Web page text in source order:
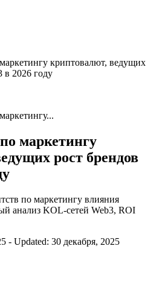
криптовалют, ведущих
в 2026 году
маркетингу
рост брендов
по маркетингу влияния
анализ KOL-сетей Web3, ROI
- Updated: 30 декабря, 2025